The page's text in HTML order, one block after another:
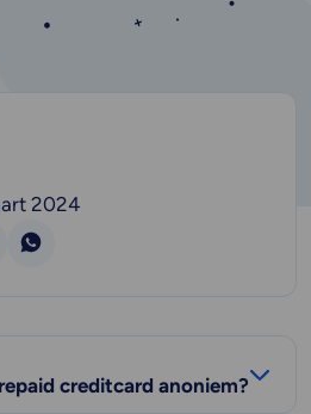
creditcard anoniem?
2024